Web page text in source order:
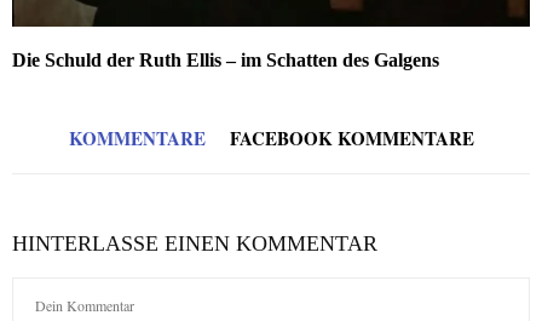
Die Schuld der Ruth Ellis – im Schatten des Galgens
KOMMENTARE FACEBOOK KOMMENTARE
HINTERLASSE EINEN KOMMENTAR